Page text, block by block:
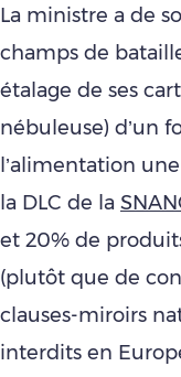
La ministre a de
champs de
étalage de ses
nébuleuse) d’un
l’alimentation
la DLC de la
et 20% de
(plutôt que de
clauses-miroirs
interdits en